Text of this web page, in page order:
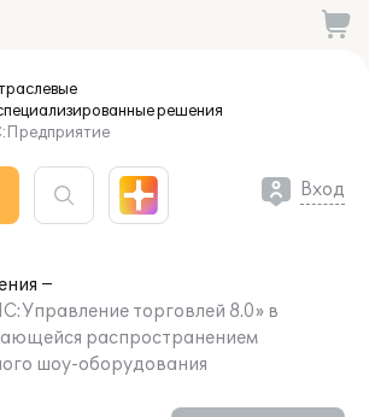
решения
Вход
торговлей 8.0» в
распространением
шоу-оборудования